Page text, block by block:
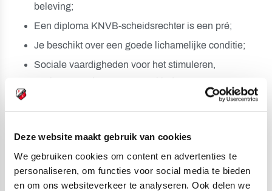
Deze website maakt gebruik van cookies
We gebruiken cookies om content en advertenties te
personaliseren, om functies voor social media te bieden
en om ons websiteverkeer te analyseren. Ook delen we
beleving;
Een diploma KNVB-scheidsrechter is een pré;
Je beschikt over een goede lichamelijke conditie;
Sociale vaardigheden voor het stimuleren,
motiveren en instrueren van kinderen;
Is aanwezig bij uit-, thuiswedstrijden en